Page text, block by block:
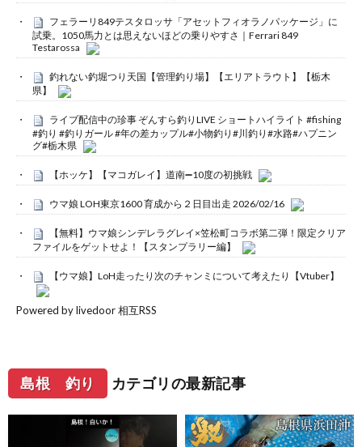
フェラーリ849テスタロッサ「アセットフィオラノパッケージ」に
試乗。1050馬力とは思えないほどの乗りやすさ｜Ferrari 849
Testarossa
釣れない釣堀つり天国【管理釣り場】【エリアトラウト】【栃木
県】
ライブ配信中の珍事 ぞんすら釣りLIVE ショートハイライト #fishing
#釣り #釣りガール #年の差カップル#小物釣り#川釣り#水路#ハプニン
グ#栃木県
【ホッケ】【マコガレイ】道南➖10度の初挑戦
ウマ娘 LOH東京1600 育成から２日目出走 2026/02/16
【無料】ウマ娘シンデレラグレイ×笠松町コラボ第二弾！限定クリア
ファイルをゲットせよ！【スタンプラリー編】
【ウマ娘】LoH走ったり次のチャンミについて考えたり【Vtuber】
Powered by livedoor 相互RSS
島根 釣り カテゴリの最新記事